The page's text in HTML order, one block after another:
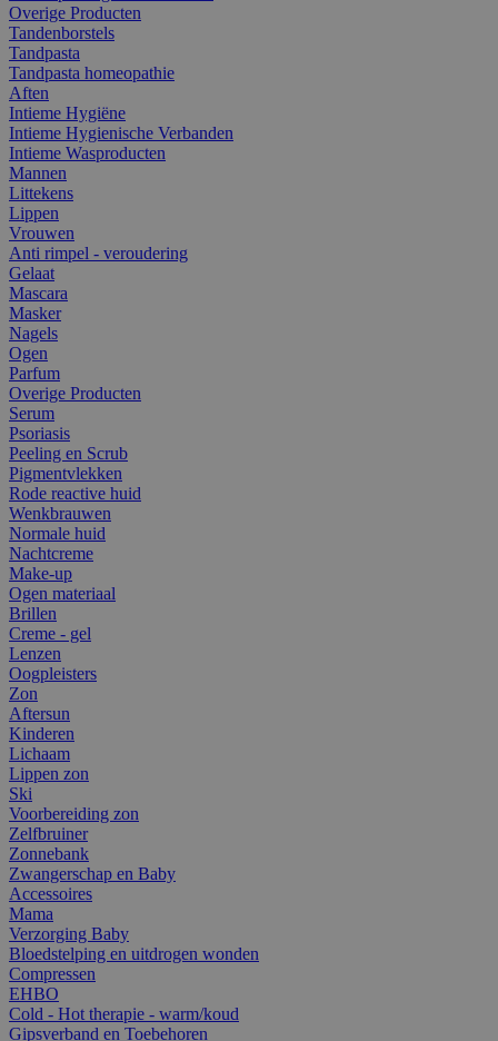
Overige Producten
Tandenborstels
Tandpasta
Tandpasta homeopathie
Aften
Intieme Hygiëne
Intieme Hygienische Verbanden
Intieme Wasproducten
Mannen
Littekens
Lippen
Vrouwen
Anti rimpel - veroudering
Gelaat
Mascara
Masker
Nagels
Ogen
Parfum
Overige Producten
Serum
Psoriasis
Peeling en Scrub
Pigmentvlekken
Rode reactive huid
Wenkbrauwen
Normale huid
Nachtcreme
Make-up
Ogen materiaal
Brillen
Creme - gel
Lenzen
Oogpleisters
Zon
Aftersun
Kinderen
Lichaam
Lippen zon
Ski
Voorbereiding zon
Zelfbruiner
Zonnebank
Zwangerschap en Baby
Accessoires
Mama
Verzorging Baby
Bloedstelping en uitdrogen wonden
Compressen
EHBO
Cold - Hot therapie - warm/koud
Gipsverband en Toebehoren